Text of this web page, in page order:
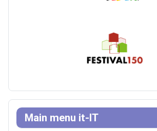
Main menu it-IT